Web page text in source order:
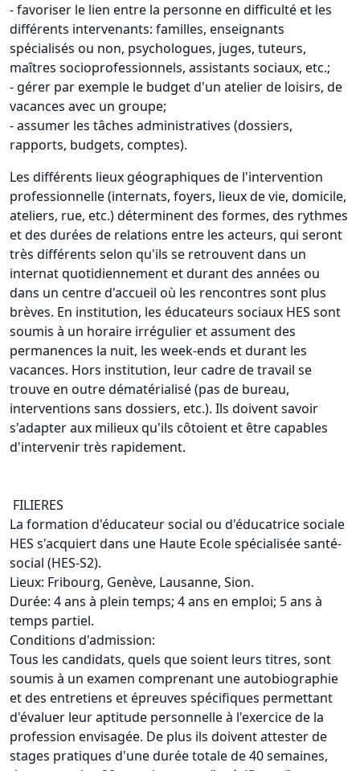
- favoriser le lien entre la personne en difficulté et les
différents intervenants: familles, enseignants
spécialisés ou non, psychologues, juges, tuteurs,
maîtres socioprofessionnels, assistants sociaux, etc.;
- gérer par exemple le budget d'un atelier de loisirs, de
vacances avec un groupe;
- assumer les tâches administratives (dossiers,
rapports, budgets, comptes).
Les différents lieux géographiques de l'intervention
professionnelle (internats, foyers, lieux de vie, domicile,
ateliers, rue, etc.) déterminent des formes, des rythmes
et des durées de relations entre les acteurs, qui seront
très différents selon qu'ils se retrouvent dans un
internat quotidiennement et durant des années ou
dans un centre d'accueil où les rencontres sont plus
brèves. En institution, les éducateurs sociaux HES sont
soumis à un horaire irrégulier et assument des
permanences la nuit, les week-ends et durant les
vacances. Hors institution, leur cadre de travail se
trouve en outre dématérialisé (pas de bureau,
interventions sans dossiers, etc.). Ils doivent savoir
s'adapter aux milieux qu'ils côtoient et être capables
d'intervenir très rapidement.
FILIERES
La formation d'éducateur social ou d'éducatrice sociale
HES s'acquiert dans une Haute Ecole spécialisée santé-
social (HES-S2).
Lieux: Fribourg, Genève, Lausanne, Sion.
Durée: 4 ans à plein temps; 4 ans en emploi; 5 ans à
temps partiel.
Conditions d'admission:
Tous les candidats, quels que soient leurs titres, sont
soumis à un examen comprenant une autobiographie
et des entretiens et épreuves spécifiques permettant
d'évaluer leur aptitude personnelle à l'exercice de la
profession envisagée. De plus ils doivent attester de
stages pratiques d'une durée totale de 40 semaines,